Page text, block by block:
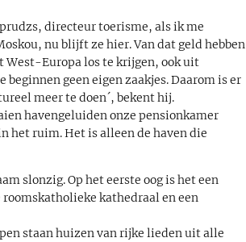
directeur toerisme, als ik me
nu blijft ze hier. Van dat geld hebben
West-Europa los te krijgen, ook uit
geen eigen zaakjes. Daarom is er
meer te doen´, bekent hij.
havengeluiden onze pensionkamer
het ruim. Het is alleen de haven die
slonzig. Op het eerste oog is het een
kathedraal en een
staan huizen van rijke lieden uit alle